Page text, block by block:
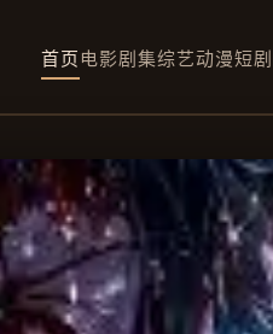
首页 电影剧集综艺动漫短剧